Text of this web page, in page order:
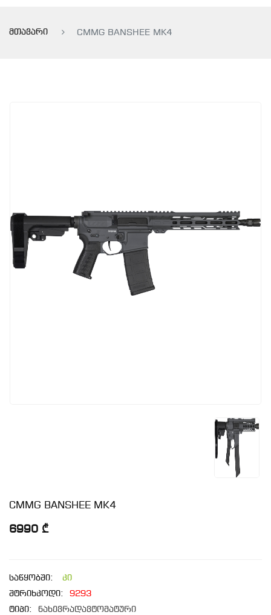
მთავარი CMMG BANSHEE MK4
CMMG BANSHEE MK4
6990 ₾
საწყობში:
კი
შტრიხკოდი:
9293
ტიპი:
ნახევრადავტომატური